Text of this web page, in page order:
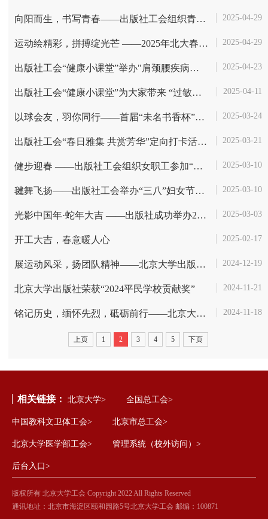
向阳而生，书写青春——出版社工会组织青年职工观影 2025-04-29
运动绘精彩，拼搏绽光芒​ ——2025年北大春季运动会出版社风采 2025-04-29
出版社工会“健康小课堂”举办"肩颈腰疾病防治"专题讲座 2025-04-23
出版社工会“健康小课堂”为大家带来 “过敏性鼻炎的防与治” 2025-04-11
以球会友，羽你同行——首届“未名书香杯”羽毛球邀请赛圆满落幕 2025-03-24
出版社工会“春日雅集 共赏芳华”定向打卡活动圆满举行 2025-03-21
健步迎春​ ——出版社工会组织女职工参加“奔跑吧！老师们——庆‘三... 2025-03-10
毽舞飞扬——出版社工会举办“三八”妇女节踢毽子活动 2025-03-10
光影中国年·蛇年大吉​ ——出版社成功举办2025年新春主题摄影展 2025-03-03
开工大吉，春意暖人心 2025-02-17
展运动风采，扬团队精神——北京大学出版社储运部成功举办趣味秋季运动会 2024-12-19
北京大学出版社荣获“2024平民学校贡献奖” 2024-11-21
铭记历史，缅怀先烈，砥砺前行——北京大学出版社工会《志愿军》观影活动 2024-11-18
上页 1 2 3 4 5 下页
相关链接： 北京大学> 全国总工会>
中国教科文卫体工会> 北京市总工会>
北京大学医学部工会> 管理系统（校外访问）>
后台入口>
版权所有 北京大学工会 Copyright 2022 All Rights Reserved
通讯地址：北京市海淀区颐和园路5号北京大学工会 邮编：100871